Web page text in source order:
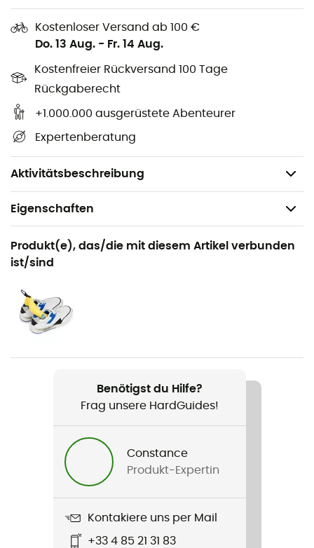
Kostenloser Versand ab 100 €
Do. 13 Aug. - Fr. 14 Aug.
Kostenfreier Rückversand 100 Tage
Rückgaberecht
+1.000.000 ausgerüstete Abenteurer
Expertenberatung
Aktivitätsbeschreibung
(z.B. Gore-Tex),
Erhält die Atmungsaktivität und Textur,
Pflegt Leder, indem es die Gerbstoffe ersetzt,
Kann auf nassen und trockenen Schuhen
angewendet werden,
Umweltfreundlich, biologisch abbaubar, nicht
Leder, Stoff oder Mischgewebe.
Eigenschaften
Geeignet für
Alltag
Produkt
Spray imperméabilisant pour chaussures en tissu ou
cuir
Volumen
Produkt(e), das/die mit diesem Artikel verbunden
ist/sind
Benötigst du Hilfe?
Frag unsere HardGuides!
Constance
Produkt-Expertin
Kontakiere uns per Mail
+33 4 85 21 31 83